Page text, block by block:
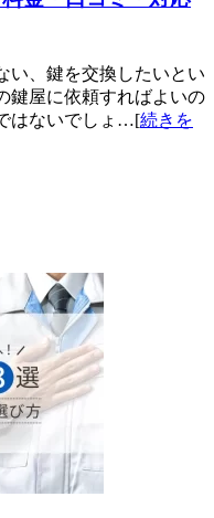
い、鍵を交換したいとい
鍵屋に依頼すればよいの
はないでしょ…[続きを